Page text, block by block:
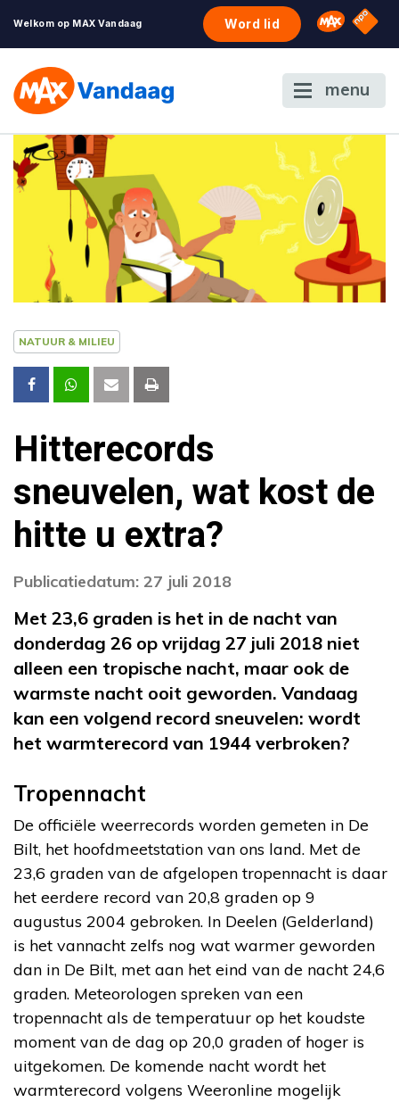
Welkom op MAX Vandaag Word lid Omroep
NPO
menu
NATUUR & MILIEU
Hitterecords
sneuvelen, wat kost de
hitte u extra?
Publicatiedatum: 27 juli 2018
Met 23,6 graden is het in de nacht van
donderdag 26 op vrijdag 27 juli 2018 niet
alleen een tropische nacht, maar ook de
warmste nacht ooit geworden. Vandaag
kan een volgend record sneuvelen: wordt
het warmterecord van 1944 verbroken?
Tropennacht
De officiële weerrecords worden gemeten in De
Bilt, het hoofdmeetstation van ons land. Met de
23,6 graden van de afgelopen tropennacht is daar
het eerdere record van 20,8 graden op 9
augustus 2004 gebroken. In Deelen (Gelderland)
is het vannacht zelfs nog wat warmer geworden
dan in De Bilt, met aan het eind van de nacht 24,6
graden. Meteorologen spreken van een
tropennacht als de temperatuur op het koudste
moment van de dag op 20,0 graden of hoger is
uitgekomen. De komende nacht wordt het
warmterecord volgens Weeronline mogelijk